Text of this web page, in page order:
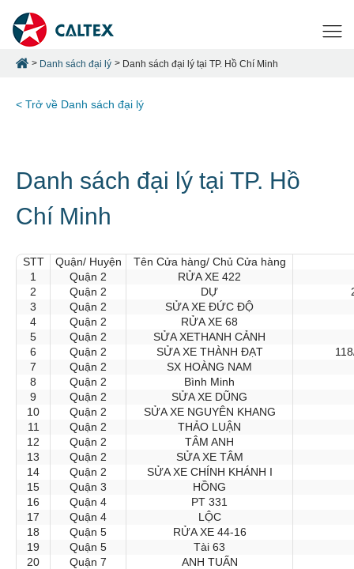
Danh sách đại lý Danh sách đại lý tại TP. Hồ Chí Minh
< Trở về Danh sách đại lý
Danh sách đại lý tại TP. Hồ
Chí Minh
STT Quận/ Huyện
Tên Cửa hàng/ Chủ Cửa hàng
1
Quận 2
RỬA XE 422
2
Quận 2 DỰ
3
Quận 2
SỬA XE ĐỨC ĐỘ
4
Quận 2
RỬA XE 68
5
Quận 2
SỬA XETHANH CẢNH
6
Quận 2 SỬA XE THÀNH ĐẠT
7
Quận 2
SX HOÀNG NAM
8
Quận 2
Bình Minh
9
Quận 2
SỬA XE DŨNG
10
Quận 2
SỬA XE NGUYÊN KHANG
11
Quận 2
THẢO LUẬN
12
Quận 2
TÂM ANH
13
Quận 2
SỬA XE TÂM
14
Quận 2
SỬA XE CHÍNH KHÁNH I
15
Quận 3
HỒNG
16
Quận 4
PT 331
17
Quận 4
LỘC
18
Quận 5
RỬA XE 44-16
19
Quận 5
Tài 63
20
Quận 7
ANH TUẤN